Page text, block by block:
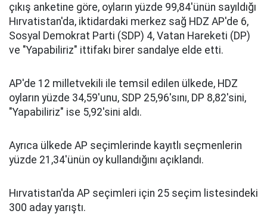
çıkış anketine göre, oyların yüzde 99,84'ünün sayıldığı
Hırvatistan'da, iktidardaki merkez sağ HDZ AP'de 6,
Sosyal Demokrat Parti (SDP) 4, Vatan Hareketi (DP)
ve "Yapabiliriz" ittifakı birer sandalye elde etti.
AP'de 12 milletvekili ile temsil edilen ülkede, HDZ
oyların yüzde 34,59'unu, SDP 25,96'sını, DP 8,82'sini,
"Yapabiliriz" ise 5,92'sini aldı.
Ayrıca ülkede AP seçimlerinde kayıtlı seçmenlerin
yüzde 21,34'ünün oy kullandığını açıklandı.
Hırvatistan'da AP seçimleri için 25 seçim listesindeki
300 aday yarıştı.